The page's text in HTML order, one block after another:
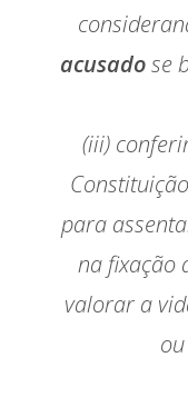
acusadose
(iii)
para
na fixação
valorar a